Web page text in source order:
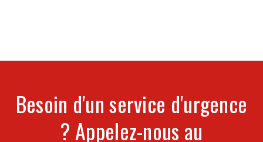
Besoin d'un service d'urgence
? Appelez-nous au